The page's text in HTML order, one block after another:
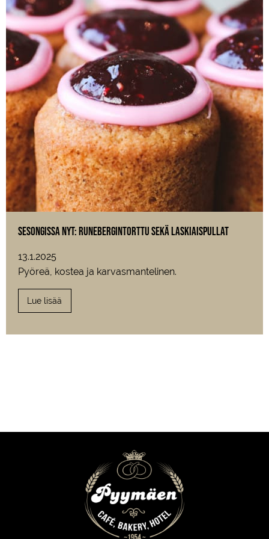
Sesongissa nyt: Runebergintorttu sekä laskiaispullat
13.1.2025
Pyöreä, kostea ja karvasmantelinen.
Lue lisää